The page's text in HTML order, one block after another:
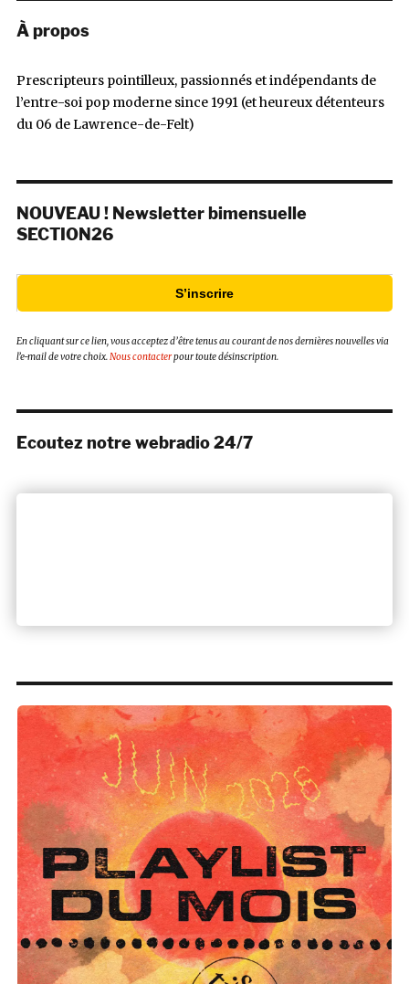
À propos
Prescripteurs pointilleux, passionnés et indépendants de
l’entre-soi pop moderne since 1991 (et heureux détenteurs
du 06 de Lawrence-de-Felt)
NOUVEAU ! Newsletter bimensuelle
SECTION26
S’inscrire
En cliquant sur ce lien, vous acceptez d’être tenus au courant de nos dernières nouvelles via
l’e-mail de votre choix.Nous contacterpour toute désinscription.
Ecoutez notre webradio 24/7